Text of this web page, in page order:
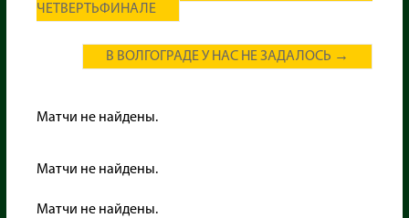
ЧЕТВЕРТЬФИНАЛЕ
В ВОЛГОГРАДЕ У НАС НЕ ЗАДАЛОСЬ →
Матчи не найдены.
Матчи не найдены.
Матчи не найдены.